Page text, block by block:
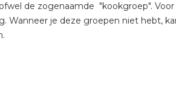
de zogenaamde "kookgroep".
Wanneer je deze groepen niet hebt,
FAQ's